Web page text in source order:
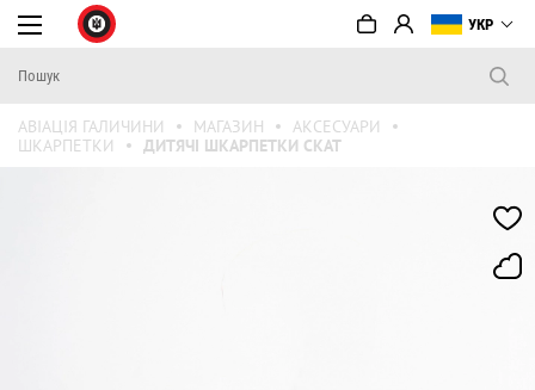
УКР
АВІАЦІЯ ГАЛИЧИНИ МАГАЗИН
АКСЕСУАРИ
ШКАРПЕТКИ
ДИТЯЧІ ШКАРПЕТКИ СКАТ